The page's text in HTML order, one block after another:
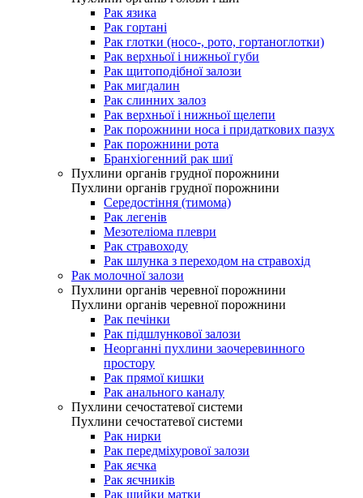
Рак язика
Рак гортані
Рак глотки (носо-, рото, гортаноглотки)
Рак верхньої і нижньої губи
Рак щитоподібної залози
Рак мигдалин
Рак слинних залоз
Рак верхньої і нижньої щелепи
Рак порожнини носа і придаткових пазух
Рак порожнини рота
Бранхіогенний рак шиї
Пухлини органів грудної порожнини
Пухлини органів грудної порожнини
Середостіння (тимома)
Рак легенів
Мезотеліома плеври
Рак стравоходу
Рак шлунка з переходом на стравохід
Рак молочної залози
Пухлини органів черевної порожнини
Пухлини органів черевної порожнини
Рак печінки
Рак підшлункової залози
Неорганні пухлини заочеревинного
простору
Рак прямої кишки
Рак анального каналу
Пухлини сечостатевої системи
Пухлини сечостатевої системи
Рак нирки
Рак передміхурової залози
Рак яєчка
Рак яєчників
Рак шийки матки